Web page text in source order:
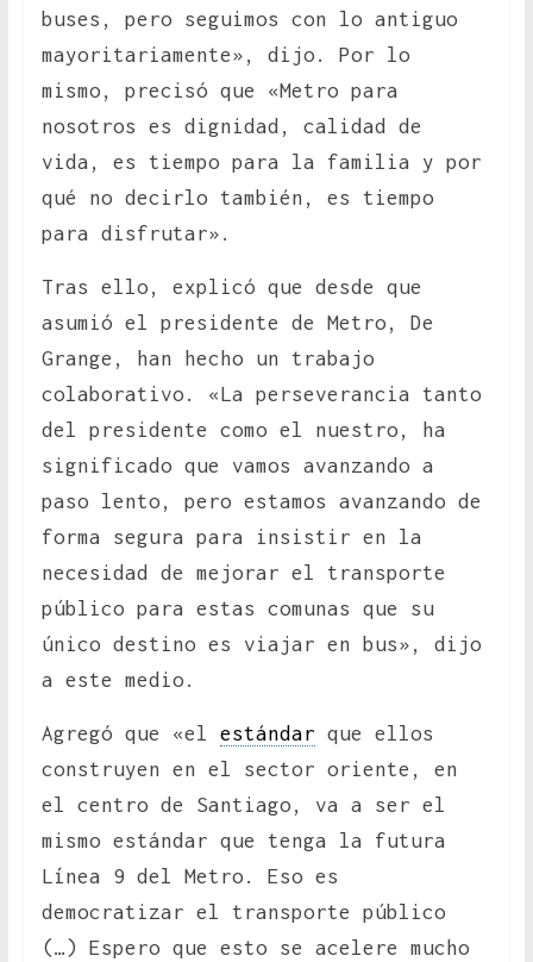
buses, pero seguimos con lo antiguo
mayoritariamente», dijo. Por lo
mismo, precisó que «Metro para
nosotros es dignidad, calidad de
vida, es tiempo para la familia y por
qué no decirlo también, es tiempo
para disfrutar».
Tras ello, explicó que desde que
asumió el presidente de Metro, De
Grange, han hecho un trabajo
colaborativo. «La perseverancia tanto
del presidente como el nuestro, ha
significado que vamos avanzando a
paso lento, pero estamos avanzando de
forma segura para insistir en la
necesidad de mejorar el transporte
público para estas comunas que su
único destino es viajar en bus», dijo
a este medio.
Agregó que «el estándar que ellos
construyen en el sector oriente, en
el centro de Santiago, va a ser el
mismo estándar que tenga la futura
Línea 9 del Metro. Eso es
democratizar el transporte público
(…) Espero que esto se acelere mucho